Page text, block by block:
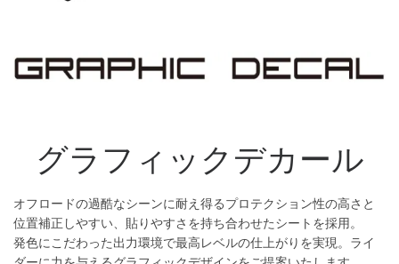
グラフィックデカール
オフロードの過酷なシーンに耐え得るプロテクション性の高さと
位置補正しやすい、貼りやすさを持ち合わせたシートを採用。
発色にこだわった出力環境で最高レベルの仕上がりを実現。ライ